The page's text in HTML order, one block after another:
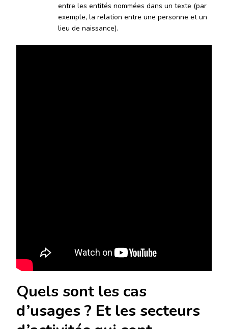
entre les entités nommées dans un texte (par
exemple, la relation entre une personne et un
lieu de naissance).
Quels sont les cas
d’usages ? Et les secteurs